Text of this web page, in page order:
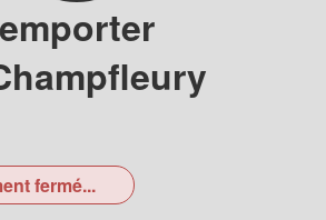
fermé...